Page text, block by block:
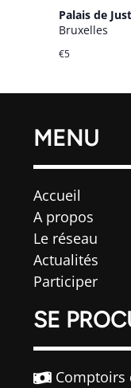
Palais de
Bruxelles
€5
MENU
Accueil
A propos
Le réseau
Actualités
Participer
SE
Comptoirs